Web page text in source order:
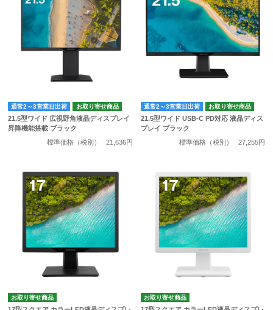
通常2～3営業日出荷 お取り寄せ商品
21.5型ワイド 広視野角液晶ディスプレイ
昇降機能搭載 ブラック
標準価格（税別）
21,636円
通常2～3営業日出荷 お取り寄せ商品
21.5型ワイド USB-C PD対応 液晶ディス
プレイ ブラック
標準価格（税別）
27,255円
お取り寄せ商品 お取り寄せ商品